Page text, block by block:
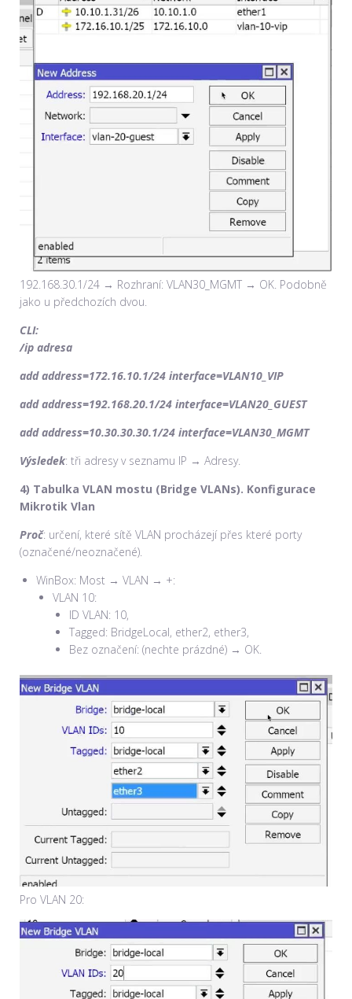
192.168.30.1/24 → Rozhraní: VLAN30_MGMT → OK. Podobně
jako u předchozích dvou.
CLI:
/ip adresa
add address=172.16.10.1/24 interface=VLAN10_VIP
add address=192.168.20.1/24 interface=VLAN20_GUEST
add address=10.30.30.30.1/24 interface=VLAN30_MGMT
Výsledek: tři adresy v seznamu IP → Adresy.
4) Tabulka VLAN mostu (Bridge VLANs). Konfigurace
Mikrotik Vlan
Proč: určení, které sítě VLAN procházejí přes které porty
(označené/neoznačené).
WinBox: Most → VLAN → +:
VLAN 10:
ID VLAN: 10,
Tagged: BridgeLocal, ether2, ether3,
Bez označení: (nechte prázdné) → OK.
Pro VLAN 20: